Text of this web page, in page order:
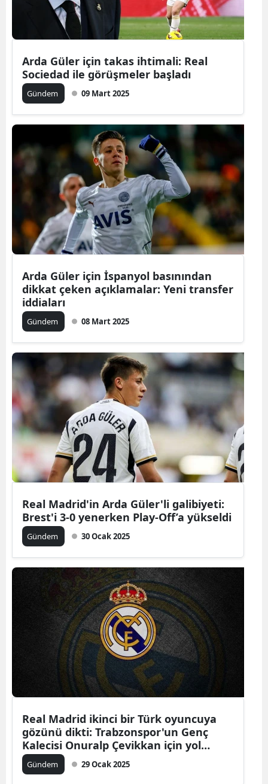
Arda Güler için takas ihtimali: Real
Sociedad ile görüşmeler başladı
Gündem 09 Mart 2025
Arda Güler için İspanyol basınından
dikkat çeken açıklamalar: Yeni transfer
iddiaları
Gündem 08 Mart 2025
Real Madrid'in Arda Güler'li galibiyeti:
Brest'i 3-0 yenerken Play-Off’a yükseldi
Gündem 30 Ocak 2025
Real Madrid ikinci bir Türk oyuncuya
gözünü dikti: Trabzonspor'un Genç
Kalecisi Onuralp Çevikkan için yol
gözüktü
Gündem 29 Ocak 2025